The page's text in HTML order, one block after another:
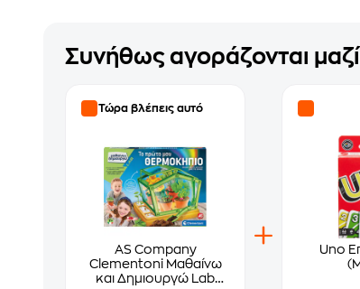
Συνήθως αγοράζονται
Τώρα βλέπεις αυτό
AS Company
Clementoni Μαθαίνω
και Δημιουργώ Lab
Uno